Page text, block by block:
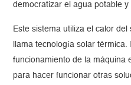
democratizar el agua potable y
Este sistema utiliza el calor
llama tecnología solar
funcionamiento de la máquina
para hacer funcionar otras